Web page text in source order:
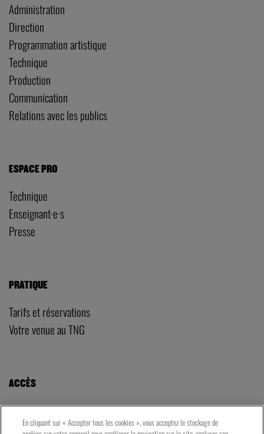
Administration
Direction
Programmation artistique
Technique
Production
Communication
Relations avec les publics
ESPACE PRO
Technique
Enseignant·e·s
Presse
PRATIQUE
Tarifs et réservations
Votre venue au TNG
ACCÈS
LE TNG – VAISE
23 rue de Bourgogne – Lyon 9ème
En cliquant sur « Accepter tous les cookies », vous acceptez le stockage de